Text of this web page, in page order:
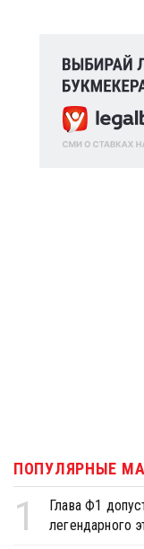
ПОПУЛЯРНЫЕ
1
Глава Ф1
легендарного